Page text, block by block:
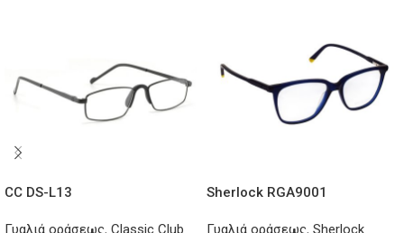
CC DS-L13
Γυαλιά οράσεως, Classic Club
Sherlock RGA9001
Γυαλιά οράσεως, Sherlock